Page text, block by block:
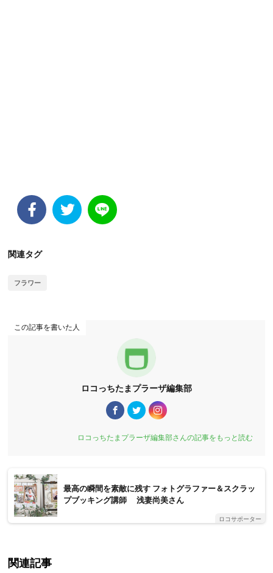
関連タグ
フラワー
この記事を書いた人
ロコっちたまプラーザ編集部
ロコっちたまプラーザ編集部さんの記事をもっと読む
最高の瞬間を素敵に残す フォトグラファー＆スクラッ
プブッキング講師 浅妻尚美さん
ロコサポーター
関連記事